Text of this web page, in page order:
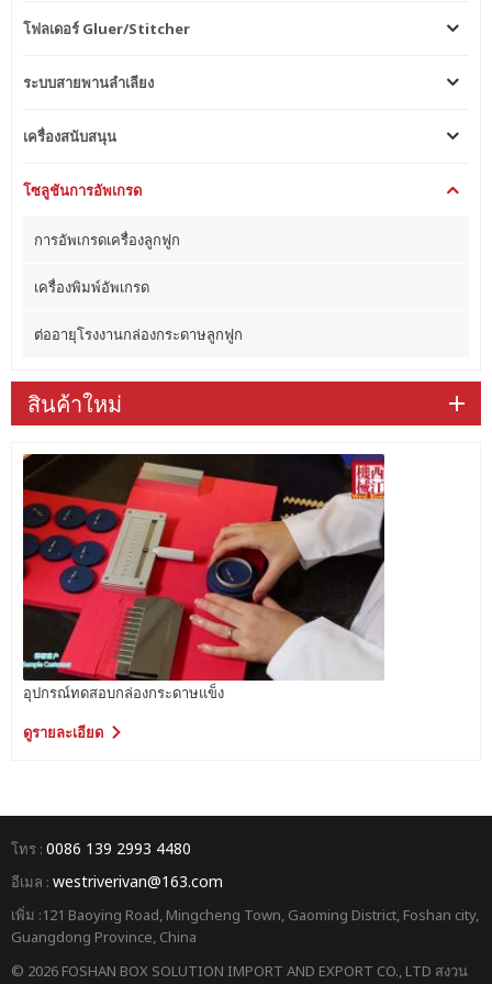
โฟลเดอร์ Gluer/Stitcher
ระบบสายพานลำเลียง
เครื่องสนับสนุน
โซลูชันการอัพเกรด
การอัพเกรดเครื่องลูกฟูก
เครื่องพิมพ์อัพเกรด
ต่ออายุโรงงานกล่องกระดาษลูกฟูก
สินค้าใหม่
อุปกรณ์ทดสอบกล่องกระดาษแข็ง
ดูรายละเอียด
โทร : 0086 139 2993 4480
อีเมล : westriverivan@163.com
เพิ่ม :121 Baoying Road, Mingcheng Town, Gaoming District, Foshan city,
Guangdong Province, China
© 2026 FOSHAN BOX SOLUTION IMPORT AND EXPORT CO., LTD สงวน